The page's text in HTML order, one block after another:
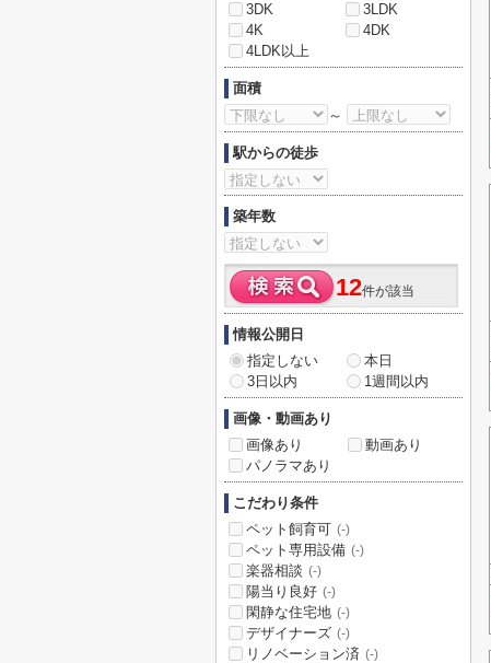
3DK
3LDK
4K
4DK
4LDK以上
面積
～
駅からの徒歩
築年数
12件が該当
情報公開日
指定しない
本日
3日以内
1週間以内
画像・動画あり
画像あり
動画あり
パノラマあり
こだわり条件
ペット飼育可 (-)
ペット専用設備 (-)
楽器相談 (-)
陽当り良好 (-)
閑静な住宅地 (-)
デザイナーズ (-)
リノベーション済 (-)